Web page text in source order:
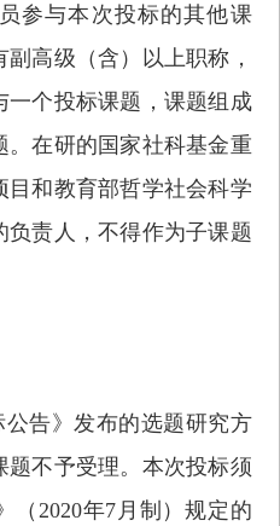
参与本次投标的其他课
高级（含）以上职称，
个投标课题，课题组成
。在研的国家社科基金重
目和教育部哲学社会科学
责人，不得作为子课题
告》发布的选题研究方
题不予受理。本次投标须
（2020年7月制）规定的